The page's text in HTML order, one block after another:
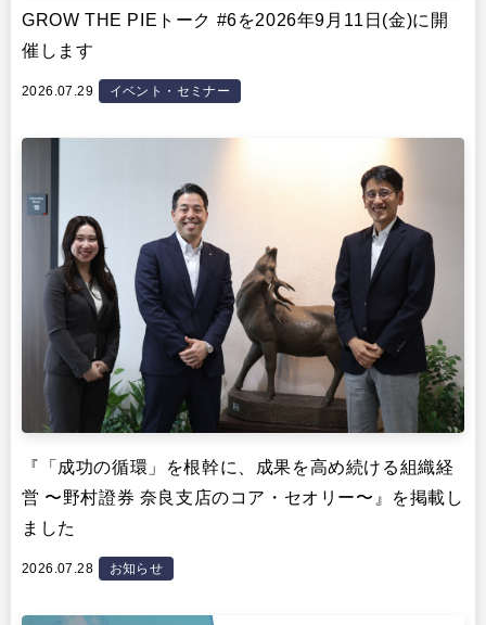
GROW THE PIEトーク #6を2026年9月11日(金)に開
催します
2026.07.29 イベント・セミナー
『「成功の循環」を根幹に、成果を高め続ける組織経
営 〜野村證券 奈良支店のコア・セオリー〜』を掲載し
ました
2026.07.28 お知らせ